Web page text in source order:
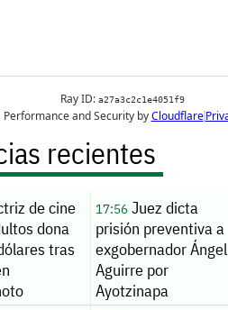
recientes
de cine
dona
tras
17:56Juez dicta
prisión preventiva a
exgobernador Ángel
Aguirre por
Ayotzinapa